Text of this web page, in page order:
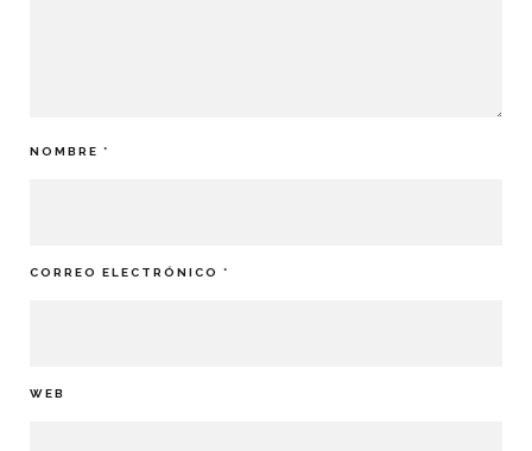
NOMBRE *
CORREO ELECTRÓNICO *
WEB